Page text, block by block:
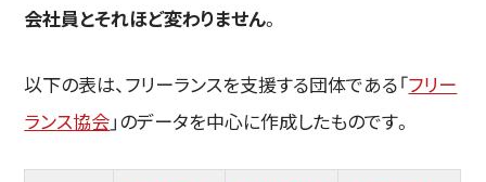
会社員とそれほど変わりません。
以下の表は、フリーランスを支援する団体である「フリー
ランス協会」のデータを中心に作成したものです。